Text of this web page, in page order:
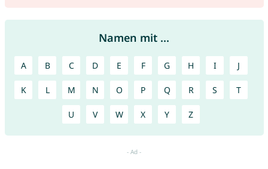
Namen mit ...
A B C D E F G H I J
K L M N O P Q R S T
U V W X Y Z